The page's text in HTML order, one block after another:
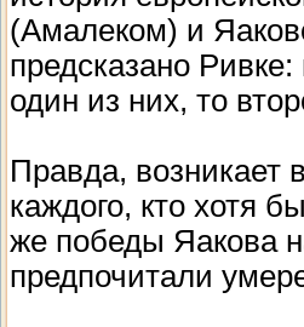
(Амалеком) и
предсказано
один из них, то
Правда, возникает
каждого, кто хотя
же победы Яакова
предпочитали